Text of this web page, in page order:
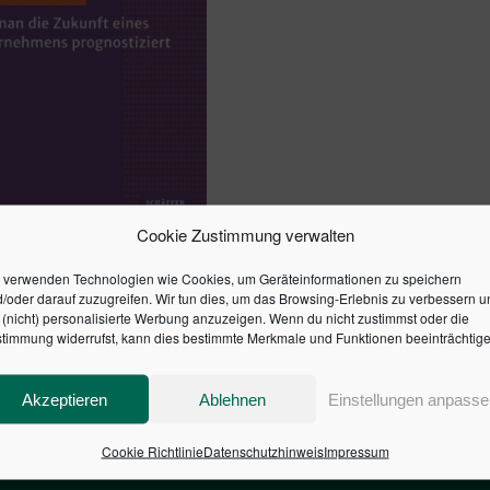
Cookie Zustimmung verwalten
verwenden Technologien wie Cookies, um Geräteinformationen zu speichern
oder darauf zuzugreifen. Wir tun dies, um das Browsing-Erlebnis zu verbessern
personalisierte Werbung anzuzeigen. Wenn du nicht zustimmst oder die
widerrufst, kann dies bestimmte Merkmale und Funktionen
Akzeptieren Ablehnen Einstellungen
Cookie RichtlinieDatenschutzhinweisImpressum